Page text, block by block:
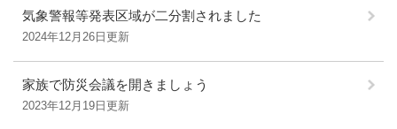
気象警報等発表区域が二分割されました
2024年12月26日更新
家族で防災会議を開きましょう
2023年12月19日更新